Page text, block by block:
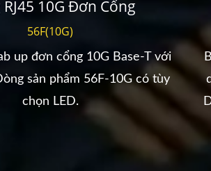
RJ45 10G Đơn Cổng
56F(10G)
up đơn cổng 10G Base-T với
sản phẩm 56F-10G có tùy
chọn LED.